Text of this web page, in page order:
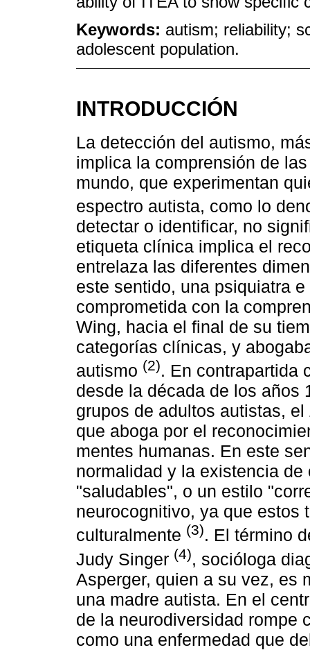
Keywords: autism; reliability;
adolescent population.
INTRODUCCIÓN
La detección del autismo,
implica la comprensión de
mundo, que experimentan
espectro autista, como lo
detectar o identificar, no
etiqueta clínica implica el
entrelaza las diferentes
este sentido, una psiquiatra
comprometida con la
Wing, hacia el final de su
categorías clínicas, y
autismo (2). En contrapartida
desde la década de los años
grupos de adultos autistas, el
que aboga por el
mentes humanas. En este
normalidad y la existencia de
"saludables", o un estilo
neurocognitivo, ya que estos
culturalmente (3). El término
Judy Singer (4), socióloga
Asperger, quien a su vez, es
una madre autista. En el
de la neurodiversidad rompe
como una enfermedad que